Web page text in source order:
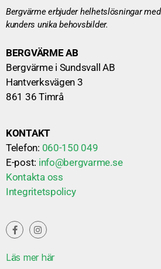
Bergvärme erbjuder helhetslösningar
kunders unika behovsbilder.
BERGVÄRME AB
Bergvärme i Sundsvall AB
Hantverksvägen 3
861 36 Timrå
KONTAKT
Telefon: 060-150 049
E-post: info@bergvarme.se
Kontakta oss
Integritetspolicy
Läs mer här